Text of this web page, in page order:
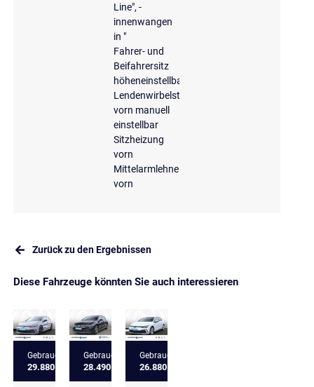
Line", -
innenwangen
in "
Fahrer- und
Beifahrersitz
höheneinstellbar
Lendenwirbelstütze
vorn manuell
einstellbar
Sitzheizung
vorn
Mittelarmlehne
vorn
Zurück zu den Ergebnissen
Diese Fahrzeuge könnten Sie auch interessieren
Gebrauchtfahrzeug
29.880 €
Gebrauchtfahrzeug
28.490 €
Gebrauchtfahrzeug
26.880 €